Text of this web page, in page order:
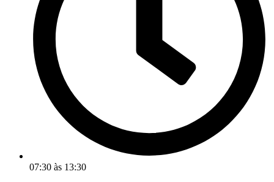
07:30 às 13:30